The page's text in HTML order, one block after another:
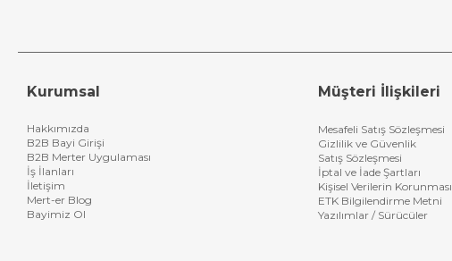
Kurumsal
Hakkımızda
B2B Bayi Girişi
B2B Merter Uygulaması
İş İlanları
İletişim
Mert-er Blog
Bayimiz Ol
Müşteri İlişkileri
Mesafeli Satış Sözleşmesi
Gizlilik ve Güvenlik
Satış Sözleşmesi
İptal ve İade Şartları
Kişisel Verilerin Korunması
ETK Bilgilendirme Metni
Yazılımlar / Sürücüler